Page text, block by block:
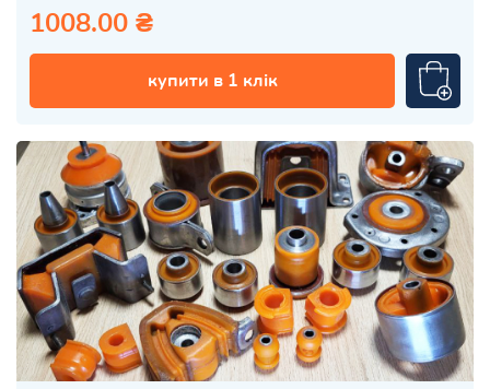
1008.00 ₴
купити в 1 клік